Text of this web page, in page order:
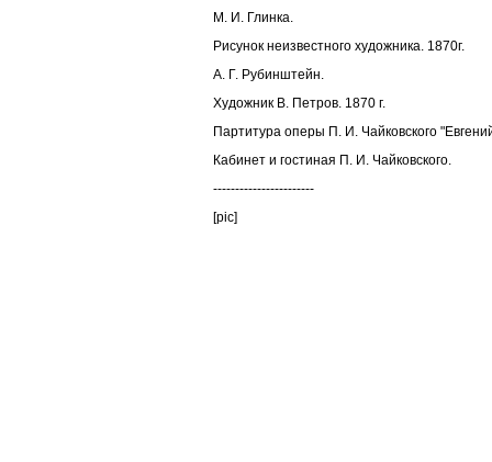
М. И. Глинка.
Рисунок неизвестного художника. 1870г.
А. Г. Рубинштейн.
Художник В. Петров. 1870 г.
Партитура оперы П. И. Чайковского
Кабинет и гостиная П. И. Чайковского.
-----------------------
[pic]